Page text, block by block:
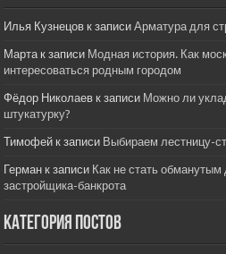
Илья Кузнецов к записиАрматура для
Мартак записи Модная история. Как
интересоваться родным городом
Фёдор Николаев к записи Можно ли
штукатурку?
Тимофей к записи Выбираем лестницу-
Герман к записи Как не стать
застройщика-банкрота
Категория постов